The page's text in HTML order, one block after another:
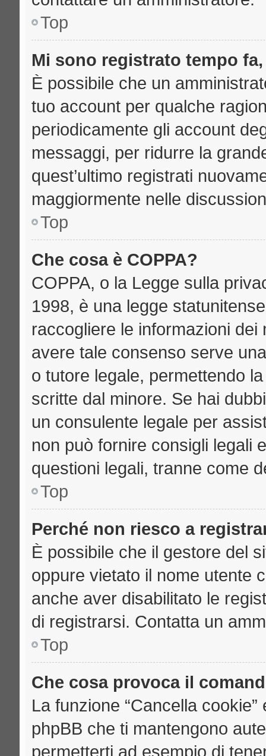
Top
Mi sono registrato tempo
È possibile che un
tuo account per qualche
periodicamente gli account
messaggi, per ridurre la
quest’ultimo registrati
maggiormente nelle
Top
Che cosa è COPPA?
COPPA, o la Legge sulla
1998, è una legge
raccogliere le informazioni
avere tale consenso serve
o tutore legale, permettendo
scritte dal minore. Se hai
un consulente legale per
non può fornire consigli legali
questioni legali, tranne come
Top
Perché non riesco a
È possibile che il gestore del
oppure vietato il nome utente
anche aver disabilitato le
di registrarsi. Contatta un
Top
Che cosa provoca il
La funzione “Cancella
phpBB che ti mantengono
permetterti ad esempio di